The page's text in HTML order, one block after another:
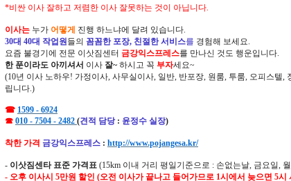
*비싼 이사 잘하고 저렴한 이사 잘못하는 것이 아닙니다.
이사는 누가 어떻게 진행 하느냐에 달려 있습니다.
30대 40대 작업원들의 꼼꼼한 포장, 친절한 서비스를 경험해 보세요.
요즘 불경기에 전문 이삿짐센터 금강익스프레스를 만나신 것도 행운입니다.
한 푼이라도 아끼셔서 이사 잘~ 하시고 꼭 부자세요~
(10년 이사 노하우! 가정이사, 사무실이사, 일반, 반포장, 원룸, 투룸, 오피스텔,
립니다.)
☎ 1599 - 6924
☎ 010 - 7504 - 2482 (견적 담당 : 윤정수 실장)
착한 가격 금강익스프레스 : http://www.pojangesa.kr/
- 이삿짐센타 표준 가격표 (15km 이내 거리 평일기준으로 : 손없는날, 금요일,
- 오후 이사시 5만원 할인 (오전 이사가 끝나고 들어가므로 1시에서 늦으면 5시